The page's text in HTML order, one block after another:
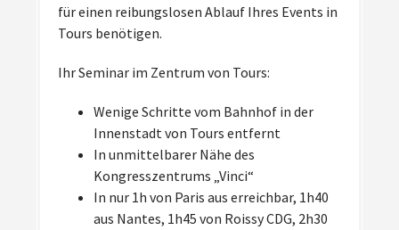
für einen reibungslosen Ablauf Ihres Events in
Tours benötigen.
Ihr Seminar im Zentrum von Tours:
Wenige Schritte vom Bahnhof in der
Innenstadt von Tours entfernt
In unmittelbarer Nähe des
Kongresszentrums „Vinci“
In nur 1h von Paris aus erreichbar, 1h40
aus Nantes, 1h45 von Roissy CDG, 2h30